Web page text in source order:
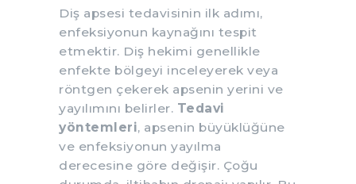
Diş apsesi tedavisinin ilk adımı,
enfeksiyonun kaynağını tespit
etmektir. Diş hekimi genellikle
enfekte bölgeyi inceleyerek veya
röntgen çekerek apsenin yerini ve
yayılımını belirler. Tedavi
yöntemleri, apsenin büyüklüğüne
ve enfeksiyonun yayılma
derecesine göre değişir. Çoğu